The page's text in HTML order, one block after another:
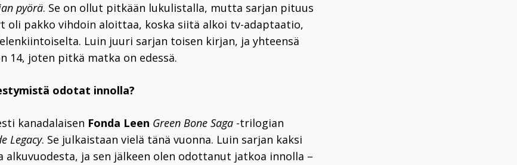
pyörä. Se on ollut pitkään lukulistalla, mutta sarjan pituus
oli pakko vihdoin aloittaa, koska siitä alkoi tv-adaptaatio,
Luin juuri sarjan toisen kirjan, ja yhteensä
14, joten pitkä matka on edessä.
odotat innolla?
kanadalaisen Fonda Leen Green Bone Saga -trilogian
Legacy. Se julkaistaan vielä tänä vuonna. Luin sarjan kaksi
alkuvuodesta, ja sen jälkeen olen odottanut jatkoa innolla –